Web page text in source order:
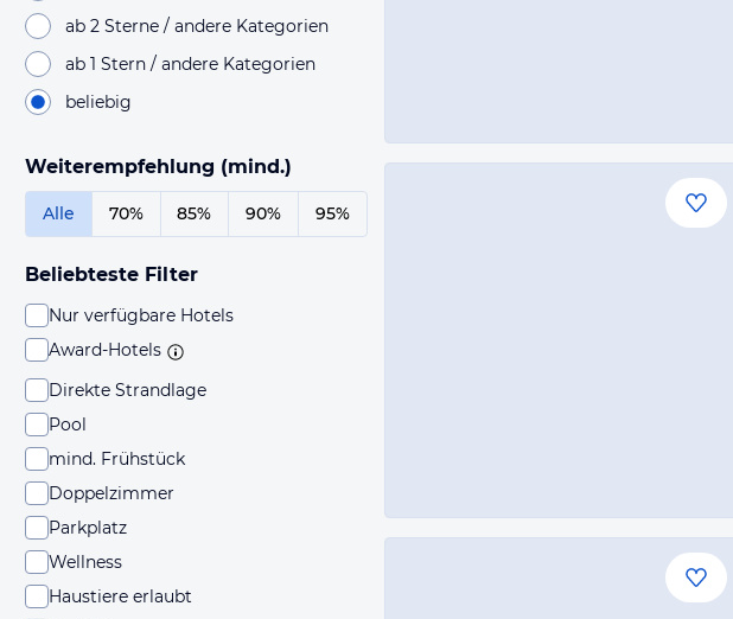
ab 2 Sterne / andere Kategorien
ab 1 Stern / andere Kategorien
beliebig
Weiterempfehlung (mind.)
Alle 70% 85% 90% 95%
Beliebteste Filter
Nur verfügbare Hotels
Award-Hotels
Direkte Strandlage
Pool
mind. Frühstück
Doppelzimmer
Parkplatz
Wellness
Haustiere erlaubt